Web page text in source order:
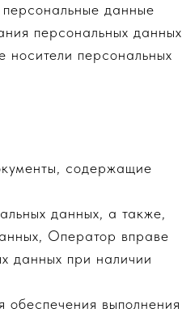
данные
персональных данных
персональных
содержащие
данных, а также,
Оператор вправе
данных при наличии
обеспечения выполнения